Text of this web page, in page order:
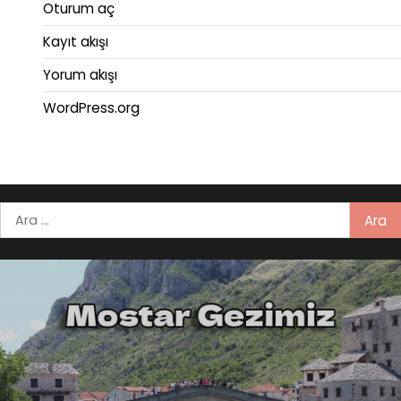
Oturum aç
Kayıt akışı
Yorum akışı
WordPress.org
Arama: